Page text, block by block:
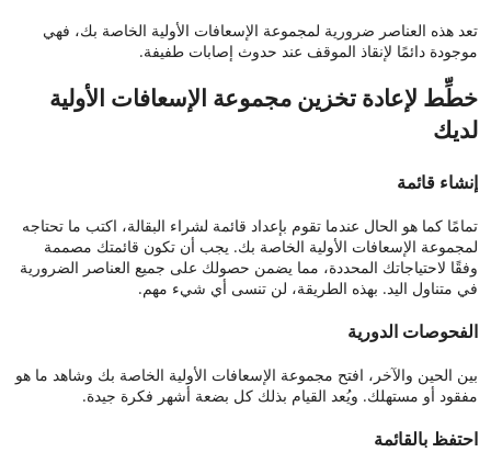
تعد هذه العناصر ضرورية لمجموعة الإسعافات الأولية الخاصة بك، فهي
موجودة دائمًا لإنقاذ الموقف عند حدوث إصابات طفيفة.
خطِّط لإعادة تخزين مجموعة الإسعافات الأولية
لديك
إنشاء قائمة
تمامًا كما هو الحال عندما تقوم بإعداد قائمة لشراء البقالة، اكتب ما تحتاجه
لمجموعة الإسعافات الأولية الخاصة بك. يجب أن تكون قائمتك مصممة
وفقًا لاحتياجاتك المحددة، مما يضمن حصولك على جميع العناصر الضرورية
في متناول اليد. بهذه الطريقة، لن تنسى أي شيء مهم.
الفحوصات الدورية
بين الحين والآخر، افتح مجموعة الإسعافات الأولية الخاصة بك وشاهد ما هو
مفقود أو مستهلك. ويُعد القيام بذلك كل بضعة أشهر فكرة جيدة.
احتفظ بالقائمة